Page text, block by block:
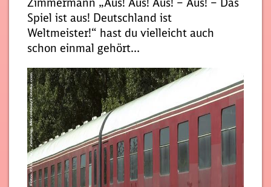
Spiel ist aus! Deutschland ist
Weltmeister!“ hast du vielleicht auch
schon einmal gehört…